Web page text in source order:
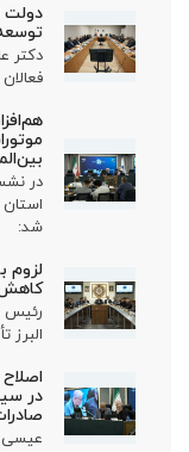
دولت
دکتر
در
شد:
لزوم
کاهش
رئیس
البرز
در
عیسی